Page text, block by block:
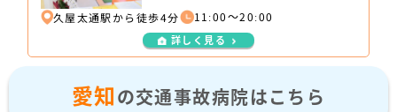
久屋太通駅から徒歩4分 11ː00～20ː00
詳しく見る
愛知の交通事故病院はこちら